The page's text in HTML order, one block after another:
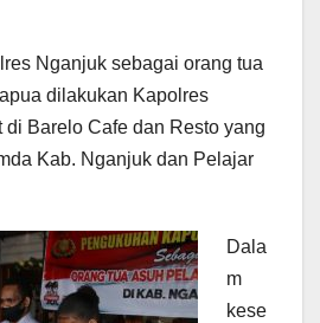
Nganjuk sebagai orang tua
dilakukan Kapolres
di Barelo Cafe dan Resto yang
Kab. Nganjuk dan Pelajar
Dala
m
kese